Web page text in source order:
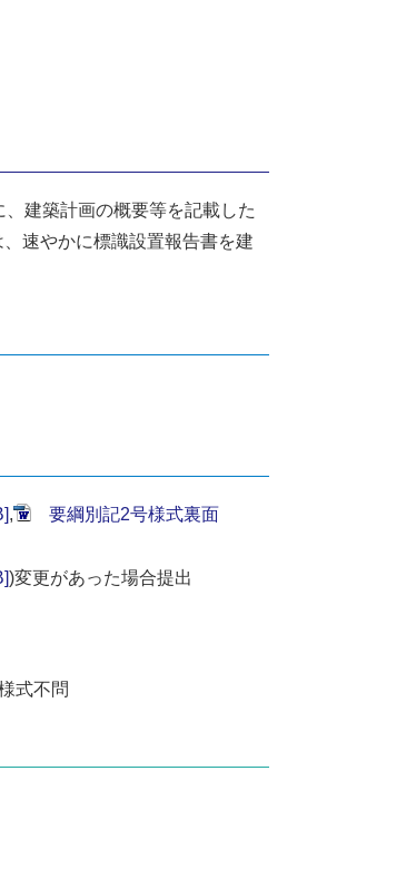
、建築計画の概要等を記載した
速やかに標識設置報告書を建
,
要綱別記2号様式裏面
)変更があった場合提出
式不問